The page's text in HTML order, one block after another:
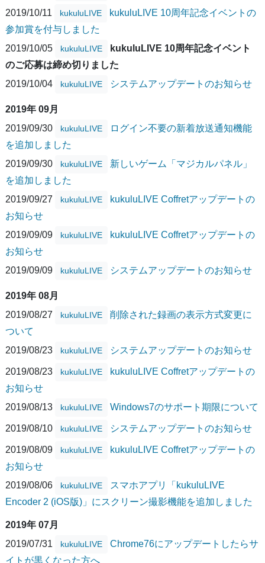
2019/10/11 kukuluLIVE
kukuluLIVE 10周年記念イベントの
参加賞を付与しました
2019/10/05
kukuluLIVE
kukuluLIVE 10周年記念イベント
のご応募は締め切りました
2019/10/04
kukuluLIVE システムアップデートのお知らせ
2019年 09月
2019/09/30
kukuluLIVE
ログイン不要の新着放送通知機能
を追加しました
2019/09/30
kukuluLIVE
新しいゲーム「マジカルパネル」
を追加しました
2019/09/27
kukuluLIVE
kukuluLIVE Coffretアップデートの
お知らせ
2019/09/09
kukuluLIVE
kukuluLIVE Coffretアップデートの
お知らせ
2019/09/09
kukuluLIVE システムアップデートのお知らせ
2019年 08月
2019/08/27
kukuluLIVE
削除された録画の表示方式変更に
ついて
2019/08/23
kukuluLIVE システムアップデートのお知らせ
2019/08/23 kukuluLIVE
kukuluLIVE Coffretアップデートの
お知らせ
2019/08/13
kukuluLIVE Windows7のサポート期限について
2019/08/10 kukuluLIVE システムアップデートのお知らせ
2019/08/09 kukuluLIVE
kukuluLIVE Coffretアップデートの
お知らせ
2019/08/06
kukuluLIVE
スマホアプリ「kukuluLIVE
Encoder 2 (iOS版)」にスクリーン撮影機能を追加しました
2019年 07月
2019/07/31
kukuluLIVE
Chrome76にアップデートしたらサ
イトが黒くなった方へ